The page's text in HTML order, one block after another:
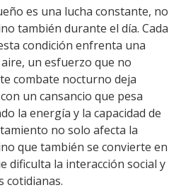
es una lucha constante, no
también durante el día. Cada
condición enfrenta una
un esfuerzo que no
combate nocturno deja
un cansancio que pesa
la energía y la capacidad de
no solo afecta la
que también se convierte en
dificulta la interacción social y
cotidianas.